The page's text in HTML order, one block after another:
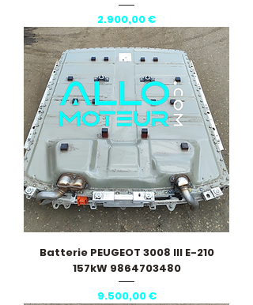
Pris
2.900,00 €
Batterie PEUGEOT 3008 III E-210
157kW 9864703480
Pris
9.500,00 €